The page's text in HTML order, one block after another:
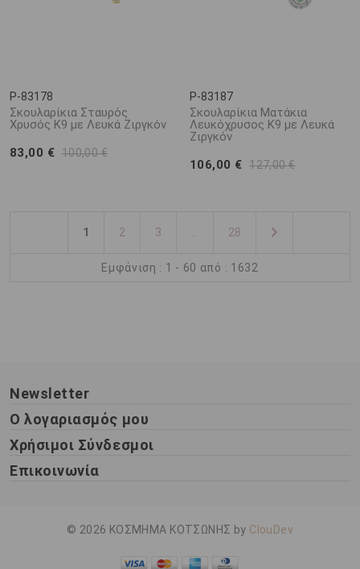
P-83178
Σκουλαρίκια Σταυρός
Χρυσός K9 με Λευκά Ζιργκόν
83,00 € 100,00 €
P-83187
Σκουλαρίκια Ματάκια
Λευκόχρυσος K9 με Λευκά
Ζιργκόν
106,00 € 127,00 €
1 2 3 28
Εμφάνιση : 1 - 60 από : 1632
Newsletter
Ο λογαριασμός μου
Χρήσιμοι Σύνδεσμοι
Επικοινωνία
© 2026 ΚΟΣΜΗΜΑ ΚΟΤΣΩΝΗΣ by ClouDev